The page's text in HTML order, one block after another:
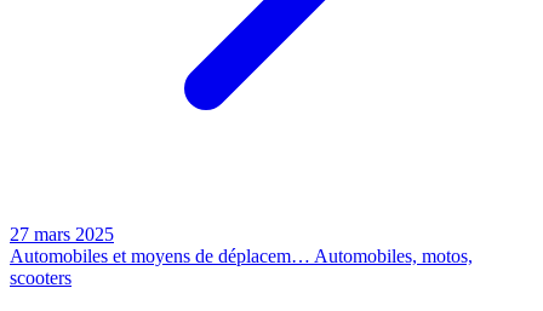
27 mars 2025
Automobiles et moyens de déplacem… Automobiles, motos,
scooters